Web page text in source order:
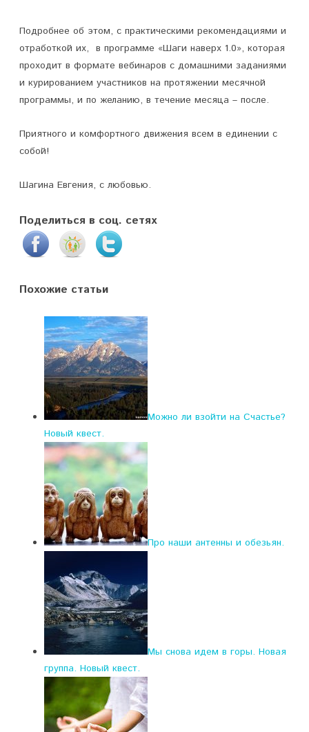
Подробнее об этом, с практическими рекомендациями и
отработкой их, в программе «Шаги наверх 1.0», которая
проходит в формате вебинаров с домашними заданиями
и курированием участников на протяжении месячной
программы, и по желанию, в течение месяца – после.
Приятного и комфортного движения всем в единении с
собой!
Шагина Евгения, с любовью.
Поделиться в соц. сетях
Похожие статьи
Можно ли взойти на Счастье?
Новый квест.
Про наши антенны и обезьян.
Мы снова идем в горы. Новая
группа. Новый квест.